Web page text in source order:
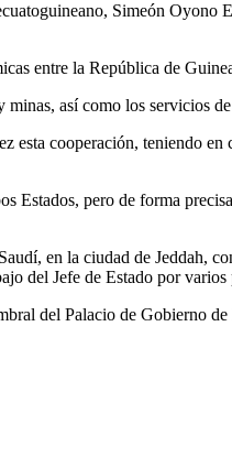
Simeón Oyono
entre la República de
así como los servicios de
esta cooperación, teniendo
Estados, pero de forma
en la ciudad de Jeddah,
del Jefe de Estado por varios
del Palacio de Gobierno